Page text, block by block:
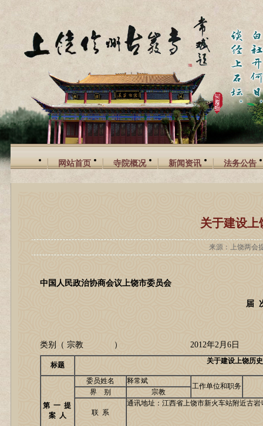
网站首页 寺院概况 新闻资讯 法务公告
关于建设上
来源：上饶两会
中国人民政治协商会议上饶市委员会
届
类别（ 宗教 ） 2012年2月6日
标题 关于建设上饶历
第 一 提
案 人
委员姓名 释常斌
工作单位和职务
界 别 宗教
联 系
通讯地址：江西省上饶市新火车站附近古岩